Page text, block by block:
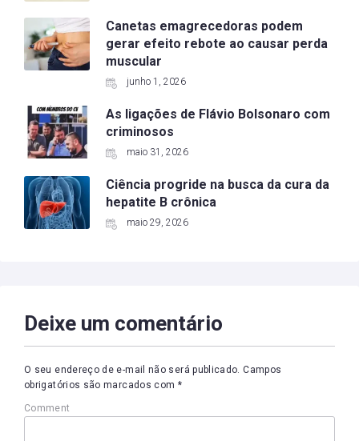
Canetas emagrecedoras podem
gerar efeito rebote ao causar perda
muscular
junho 1, 2026
As ligações de Flávio Bolsonaro com
criminosos
maio 31, 2026
Ciência progride na busca da cura da
hepatite B crônica
maio 29, 2026
Deixe um comentário
O seu endereço de e-mail não será publicado. Campos
obrigatórios são marcados com *
Comment